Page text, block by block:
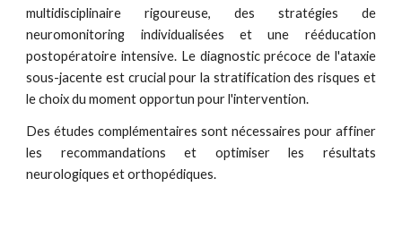
multidisciplinaire rigoureuse, des stratégies de
neuromonitoring individualisées et une rééducation
postopératoire intensive. Le diagnostic précoce de l'ataxie
sous-jacente est crucial pour la stratification des risques et
le choix du moment opportun pour l'intervention.
Des études complémentaires sont nécessaires pour affiner
les recommandations et optimiser les résultats
neurologiques et orthopédiques.